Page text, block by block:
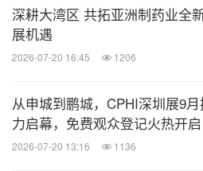
王叶飞，鸿运华宁药学部副
PD，分析科学、质量控制和
士在生物医药CMC领域拥有
申报并获得30多个IND批件
担任药明生物（2269.HK）
副主任，创胜集团（
深耕大湾区 共拓亚洲制药业全
展机遇
2026-07-20 16:45 1206
从申城到鹏城，CPHI深圳展9
力启幕，免费观众登记火热开启
2026-07-20 13:16 1136